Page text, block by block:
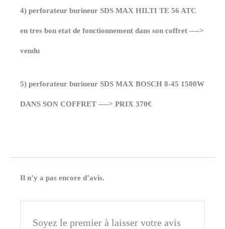
4) perforateur burineur SDS MAX HILTI TE 56 ATC
en tres bon etat de fonctionnement dans son coffret —->
vendu
5) perforateur burineur SDS MAX BOSCH 8-45 1500W
DANS SON COFFRET —-> PRIX 370€
Il n’y a pas encore d’avis.
Soyez le premier à laisser votre avis